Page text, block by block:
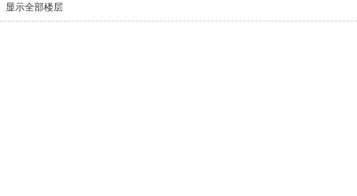
显示全部楼层